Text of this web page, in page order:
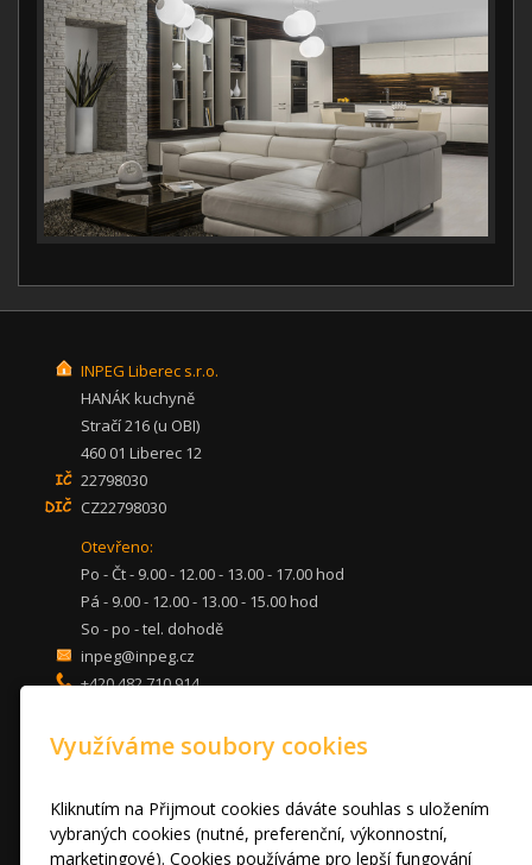
INPEG Liberec s.r.o.
HANÁK kuchyně
Stračí 216 (u OBI)
460 01 Liberec 12
22798030
CZ22798030
Otevřeno:
Po - Čt - 9.00 - 12.00 - 13.00 - 17.00 hod
Pá - 9.00 - 12.00 - 13.00 - 15.00 hod
So - po - tel. dohodě
inpeg@inpeg.cz
+420 482 710 914
KUCHYNĚ
DVEŘE A STOLY
OBÝVACÍ POKOJE
AKCE
Využíváme soubory cookies
Kliknutím na Přijmout cookies dáváte souhlas s uložením
vybraných cookies (nutné, preferenční, výkonnostní,
marketingové). Cookies používáme pro lepší fungování